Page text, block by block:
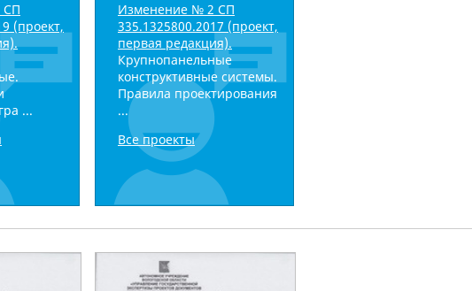
СП
(проект,
...
Изменение № 2 СП
335.1325800.2017 (проект,
первая редакция).
Крупнопанельные
конструктивные системы.
Правила проектирования
...
Все проекты